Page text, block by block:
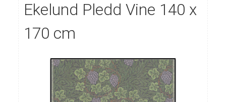
Ekelund Pledd Vine 140 x
170 cm